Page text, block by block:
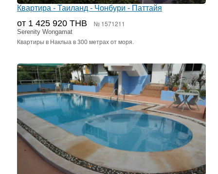
Квартира - Таиланд - Чонбури - Паттайя
от 1 425 920 THB № 1571211
Serenity Wongamat
Квартиры в Наклыа в 300 метрах от моря.